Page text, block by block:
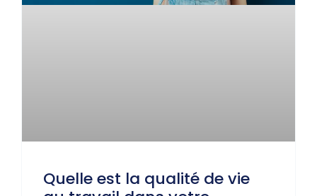
Quelle est la qualité de vie